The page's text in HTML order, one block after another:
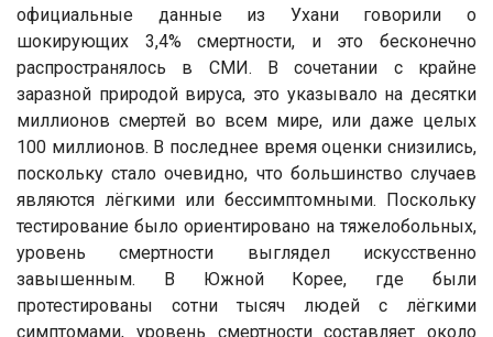
официальные данные из Ухани говорили о
шокирующих 3,4% смертности, и это бесконечно
распространялось в СМИ. В сочетании с крайне
заразной природой вируса, это указывало на десятки
миллионов смертей во всем мире, или даже целых
100 миллионов. В последнее время оценки снизились,
поскольку стало очевидно, что большинство случаев
являются лёгкими или бессимптомными. Поскольку
тестирование было ориентировано на тяжелобольных,
уровень смертности выглядел искусственно
завышенным. В Южной Корее, где были
протестированы сотни тысяч людей с лёгкими
симптомами, уровень смертности составляет около